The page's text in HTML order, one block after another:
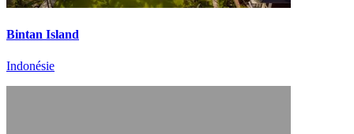
Bintan Island
Indonésie